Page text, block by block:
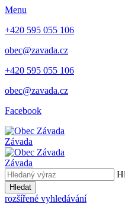
Menu
+420 595 055 106
obec@zavada.cz
+420 595 055 106
obec@zavada.cz
Facebook
Závada
Závada
Hledat
rozšířené vyhledávání